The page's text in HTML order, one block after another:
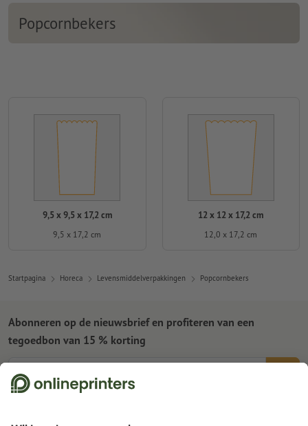
Popcornbekers
9,5 x 9,5 x 17,2 cm
9,5 x 17,2 cm
12 x 12 x 17,2 cm
12,0 x 17,2 cm
Startpagina Horeca Levensmiddelverpakkingen Popcornbekers
Abonneren op de nieuwsbrief en profiteren van een
tegoedbon van 15 % korting